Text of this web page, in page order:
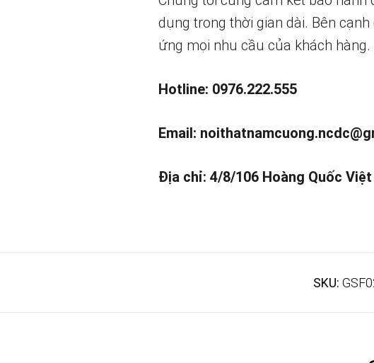
dụng trong thời gian dài. Bên
ứng mọi nhu cầu của khách hàng.
Hotline: 0976.222.555
Email:
Địa chỉ: 4/8/106 Hoàng Quốc Việt
SKU: